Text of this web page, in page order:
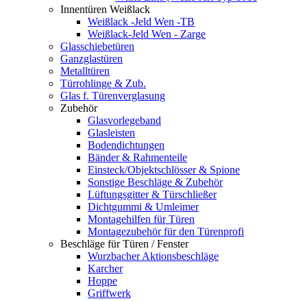
Innentüren Weißlack
Weißlack -Jeld Wen -TB
Weißlack-Jeld Wen - Zarge
Glasschiebetüren
Ganzglastüren
Metalltüren
Türrohlinge & Zub.
Glas f. Türenverglasung
Zubehör
Glasvorlegeband
Glasleisten
Bodendichtungen
Bänder & Rahmenteile
Einsteck/Objektschlösser & Spione
Sonstige Beschläge & Zubehör
Lüftungsgitter & Türschließer
Dichtgummi & Umleimer
Montagehilfen für Türen
Montagezubehör für den Türenprofi
Beschläge für Türen / Fenster
Wurzbacher Aktionsbeschläge
Karcher
Hoppe
Griffwerk